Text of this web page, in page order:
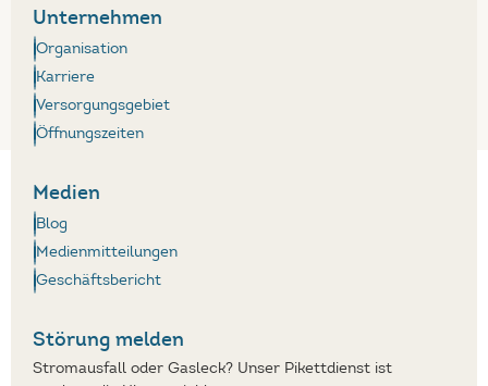
Unternehmen
Organisation
Karriere
Versorgungsgebiet
Öffnungszeiten
Medien
Blog
Medienmitteilungen
Geschäftsbericht
Störung melden
Stromausfall oder Gasleck? Unser Pikettdienst ist